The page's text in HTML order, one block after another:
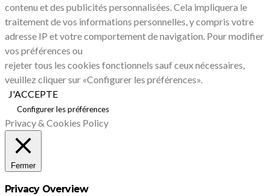
contenu et des publicités personnalisées. Cela impliquera le
traitement de vos informations personnelles, y compris votre
adresse IP et votre comportement de navigation. Pour modifier
vos préférences ou
rejeter tous les cookies fonctionnels sauf ceux nécessaires,
veuillez cliquer sur «Configurer les préférences».
J'ACCEPTE
Configurer les préférences
Privacy & Cookies Policy
Fermer
Privacy Overview